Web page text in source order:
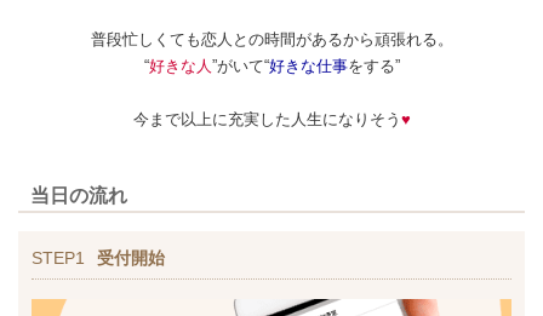
普段忙しくても恋人との時間があるから頑張れる。
“好きな人 ”がいて“好きな仕事をする”
今まで以上に充実した人生になりそう ♥
当日の流れ
STEP1 受付開始